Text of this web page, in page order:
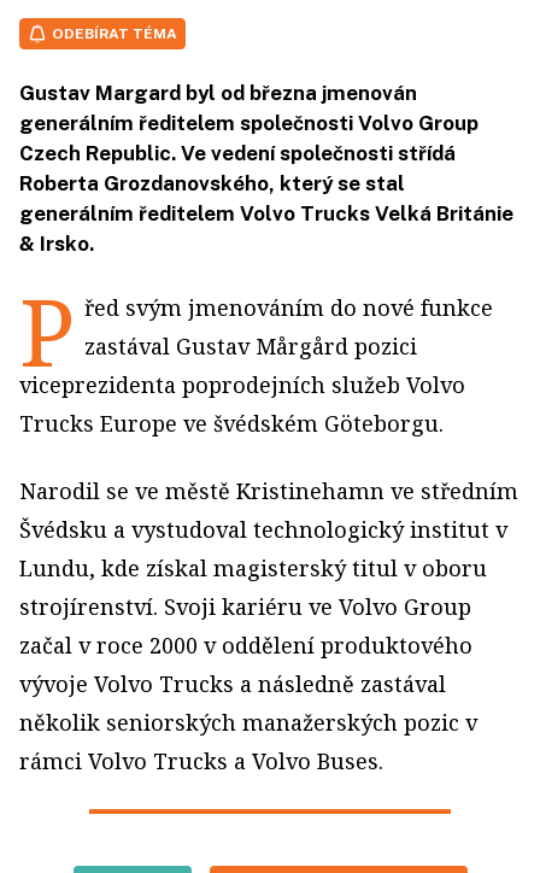
ODEBÍRAT TÉMA
Gustav Margard byl od března jmenován
generálním ředitelem společnosti Volvo Group
Czech Republic. Ve vedení společnosti střídá
Roberta Grozdanovského, který se stal
generálním ředitelem Volvo Trucks Velká Británie
& Irsko.
P řed svým jmenováním do nové funkce
zastával Gustav Mårgård pozici
viceprezidenta poprodejních služeb Volvo
Trucks Europe ve švédském Göteborgu.
Narodil se ve městě Kristinehamn ve středním
Švédsku a vystudoval technologický institut v
Lundu, kde získal magisterský titul v oboru
strojírenství. Svoji kariéru ve Volvo Group
začal v roce 2000 v oddělení produktového
vývoje Volvo Trucks a následně zastával
několik seniorských manažerských pozic v
rámci Volvo Trucks a Volvo Buses.